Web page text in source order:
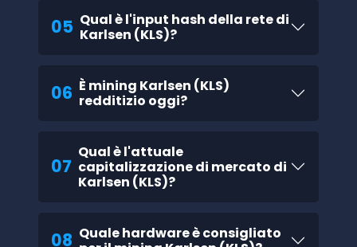
05 Qual è l'input hash della rete di
Karlsen (KLS)?
06 È mining Karlsen (KLS)
redditizio oggi?
07
Qual è l'attuale
capitalizzazione di mercato di
Karlsen (KLS)?
08 Quale hardware è consigliato